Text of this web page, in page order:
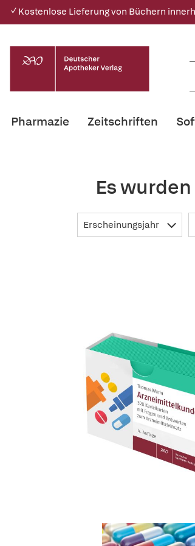
✓ Kostenlose Lieferung von Büchern
Pharmazie Zeitschriften
Es
Erscheinungsjahr